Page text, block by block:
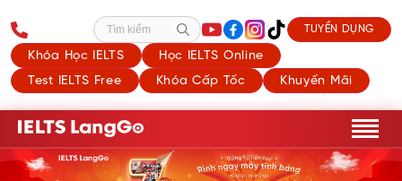
Khóa Học IELTS
Học IELTS Online
Test IELTS Free
Khóa Cấp Tốc Khuyến Mãi
Tìm kiếm TUYỂN DỤNG